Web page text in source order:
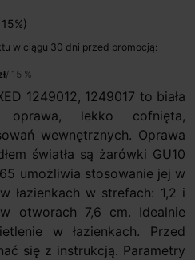
w ciągu 30 dni przed promocją:
/ 15 %
1249012, 1249017 to biała
lekko cofnięta,
wewnętrznych. Oprawa
światła są żarówki GU10
umożliwia stosowanie jej w
łazienkach w strefach: 1,2 i
otworach 7,6 cm. Idealnie
w łazienkach. Przed
się z instrukcją. Parametry